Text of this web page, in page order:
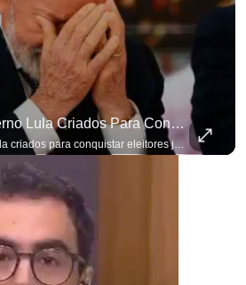
Programas Do Governo Lula Criados Para Conquistar Eleitores Já Não Têm Mais O Mesmo Efeito
Programas do governo Lula criados para conquistar eleitores já não têm o mesmo efeito de campanhas anteriores. #OAntagonista Se você busca informação com credibilidade, inscreva-se agora e ative o